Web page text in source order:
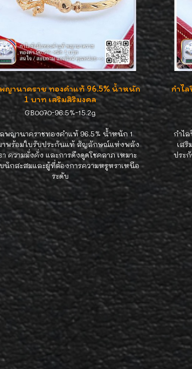
ญานาคราช ทองคำแท้ 96.5% น้ำหนัก
1 บาท เสริมสิริมงคล
GB0070-96.5%-15.2g
พญานาคราชทองคำแท้ 96.5% น้ำหนัก 1
าพร้อมใบรับประกันแท้ สัญลักษณ์แห่งพลัง
ความมั่งคั่ง และการดึงดูดโชคลาภ เหมาะ
นักสะสมและผู้ที่ต้องการความหรูหราเหนือ
ระดับ
กำไ
กำไ
เสริ
ประ